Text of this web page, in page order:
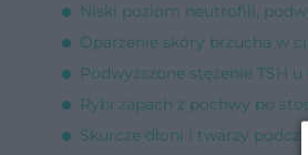
Niski poziom neutrofili,
Oparzenie skóry brzucha w
Podwyższone stężenie TSH
Rybi zapach z pochwy po
Skurcze dłoni i twarzy